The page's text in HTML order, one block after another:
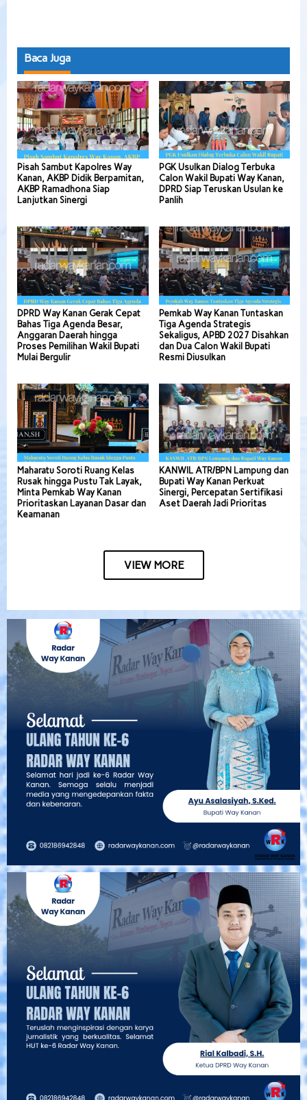
Baca Juga
Pisah Sambut Kapolres Way
Kanan, AKBP Didik Berpamitan,
AKBP Ramadhona Siap
Lanjutkan Sinergi
PGK Usulkan Dialog Terbuka
Calon Wakil Bupati Way Kanan,
DPRD Siap Teruskan Usulan ke
Panlih
DPRD Way Kanan Gerak Cepat
Bahas Tiga Agenda Besar,
Anggaran Daerah hingga
Proses Pemilihan Wakil Bupati
Mulai Bergulir
Pemkab Way Kanan Tuntaskan
Tiga Agenda Strategis
Sekaligus, APBD 2027 Disahkan
dan Dua Calon Wakil Bupati
Resmi Diusulkan
Maharatu Soroti Ruang Kelas
Rusak hingga Pustu Tak Layak,
Minta Pemkab Way Kanan
Prioritaskan Layanan Dasar dan
Keamanan
KANWIL ATR/BPN Lampung dan
Bupati Way Kanan Perkuat
Sinergi, Percepatan Sertifikasi
Aset Daerah Jadi Prioritas
VIEW MORE